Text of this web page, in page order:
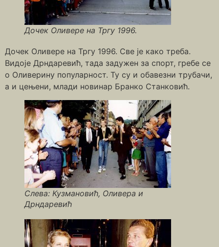
Дочек Оливере на Тргу 1996.
Дочек Оливере на Тргу 1996. Све је како треба.
Видоје Дрндаревић, тада задужен за спорт, гребе се
о Оливерину популарност. Ту су и обавезни трубачи,
а и цењени, млади новинар Бранко Станковић.
Слева: Кузмановић, Оливера и
Дрндаревић